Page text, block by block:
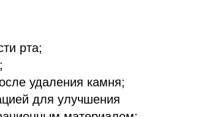
рта;
удаления камня;
для улучшения